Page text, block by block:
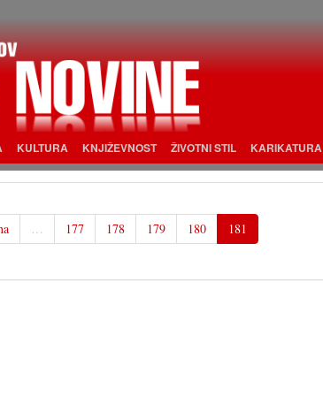
KULTURA KNJIŽEVNOST ŽIVOTNI STIL KARIKATURA
… 177 178 179 180 181